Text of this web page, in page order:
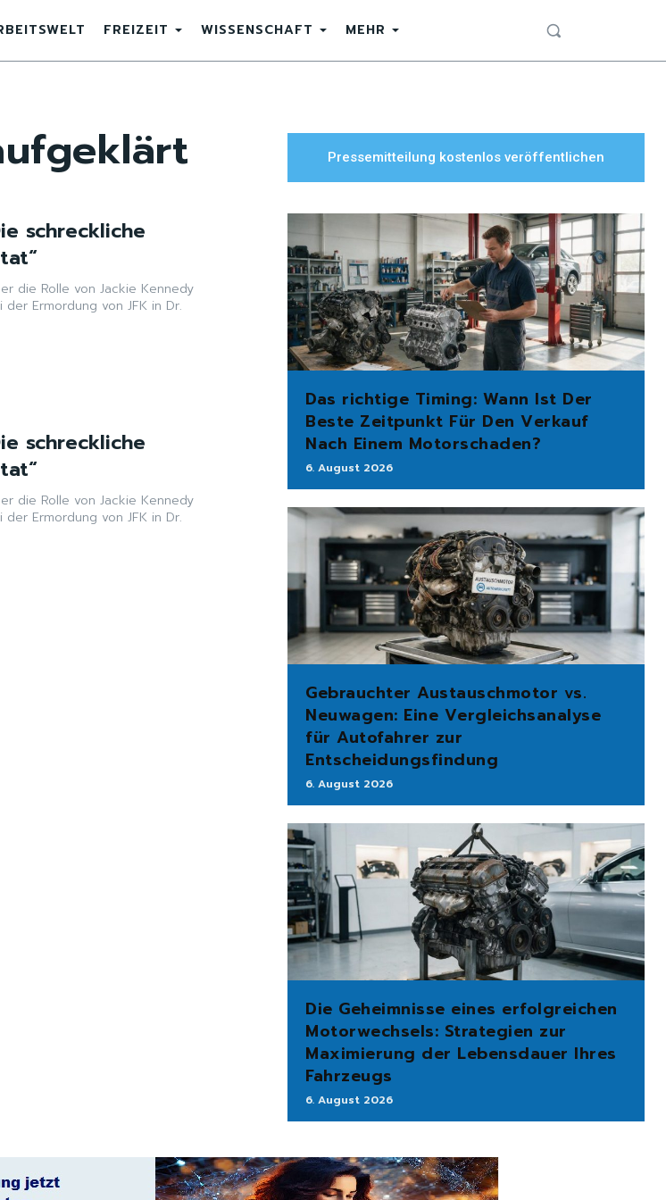
FREIZEIT WISSENSCHAFT MEHR
schreckliche
die Rolle von Jackie Kennedy
Ermordung von JFK in Dr.
schreckliche
die Rolle von Jackie Kennedy
Ermordung von JFK in Dr.
Pressemitteilung kostenlos veröffentlichen
Das richtige Timing: Wann Ist Der
Beste Zeitpunkt Für Den Verkauf
Nach Einem Motorschaden?
6. August 2026
Gebrauchter Austauschmotor vs.
Neuwagen: Eine Vergleichsanalyse
für Autofahrer zur
Entscheidungsfindung
6. August 2026
Die Geheimnisse eines erfolgreichen
Motorwechsels: Strategien zur
Maximierung der Lebensdauer Ihres
Fahrzeugs
6. August 2026